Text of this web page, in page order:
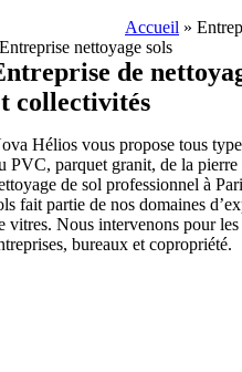
Accueil »
Entreprise nettoyage sols
de
collectivités
Hélios vous propose tous
PVC, parquet granit, de la
de sol professionnel à
fait partie de nos domaines
vitres. Nous intervenons pour
bureaux et copropriété.